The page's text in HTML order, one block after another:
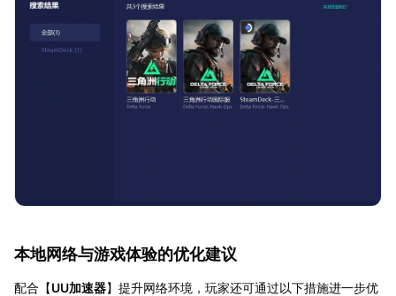
本地网络与游戏体验的优化建议
配合【UU加速器】提升网络环境，玩家还可通过以下措施进一步优